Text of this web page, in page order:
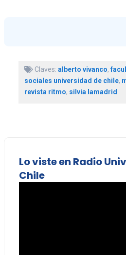
Claves: alberto vivanco,
sociales universidad de chile,
revista ritmo, silvia lamadrid
Lo viste en Radio
Chile